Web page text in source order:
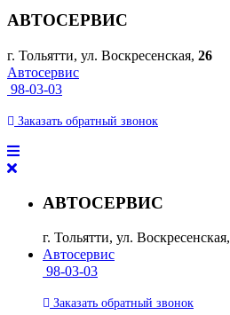
АВТОСЕРВИС
г. Тольятти, ул. Воскресенская, 26
Автосервис
98-03-03
Заказать обратный звонок
АВТОСЕРВИС
г. Тольятти, ул. Воскресенская,
Автосервис
98-03-03
Заказать обратный звонок